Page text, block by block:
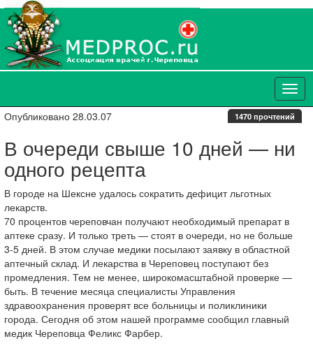
Опубликовано 28.03.07 1470 прочтений
В очереди свыше 10 дней — ни
одного рецепта
В городе на Шексне удалось сократить дефицит льготных
лекарств.
70 процентов череповчан получают необходимый препарат в
аптеке сразу. И только треть — стоят в очереди, но не больше
3-5 дней. В этом случае медики посылают заявку в областной
аптечный склад. И лекарства в Череповец поступают без
промедления. Тем не менее, широкомасштабной проверке —
быть. В течение месяца специалисты Управления
здравоохранения проверят все больницы и поликлиники
города. Сегодня об этом нашей программе сообщил главный
медик Череповца Феликс Фарбер.